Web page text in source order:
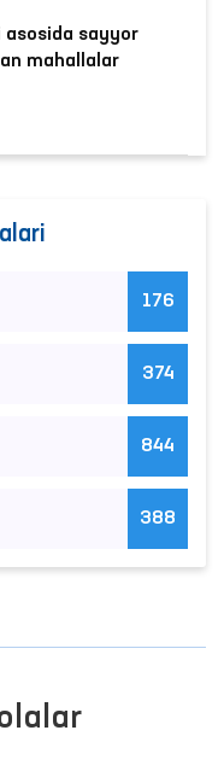
sayyor
mahallalar
176
374
844
388